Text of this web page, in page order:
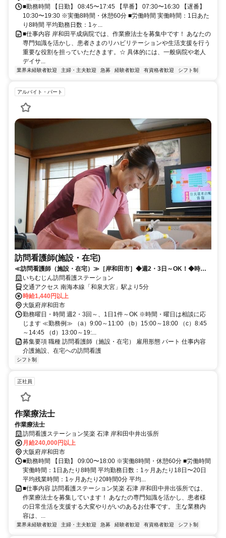
■勤務時間 【日勤】 08:45〜17:45 【早番】 07:30〜16:30 【遅番】
10:30〜19:30 ※実働8時間・休憩60分 ■労働時間 実働時間：1日あた
り8時間 平均勤務日数：1ヶ...
■仕事内容 岸和田平成病院では、作業療法士を募集中です！ あなたの
専門知識を活かし、患者さまのリハビリテーションや生活支援を行う
重要な役割を担っていただきます。☆ 具体的には、一般病院や老人
デイサ...
業界未経験者歓迎 主婦・主夫歓迎 急募 経験者歓迎 有資格者歓迎 シフト制
アルバイト・パート
訪問看護師(施設・在宅)
≪訪問看護師（施設・在宅）≫［岸和田市］◆週2・3日～OK！◆時
間・シフトは柔軟に対応します！
いちむじん訪問看護ステーション
交通アクセス 南海本線「和泉大宮」駅より5分
時給1,440円以上
大阪府岸和田市
勤務曜日・時間 週2・3回～、1日1件～OK ※時間・曜日は相談に応
じます ≪勤務例≫ （a）9:00～11:00 （b）15:00～18:00 （c）8:45
～14:45 （d）13:00～19:...
募集要項 職種 訪問看護師（施設・在宅） 雇用形態 パート 仕事内容
介護施設、在宅への訪問看護
シフト制
正社員
作業療法士
作業療法士
訪問看護ステーション笑楽 石津 岸和田中井出張所
月給240,000円以上
大阪府岸和田市
■勤務時間 【日勤】 09:00〜18:00 ※実働8時間・休憩60分 ■労働時間
実働時間：1日あたり8時間 平均勤務日数：1ヶ月あたり18日〜20日
平均残業時間：1ヶ月あたり20時間0分 平均...
■仕事内容 訪問看護ステーション笑楽 石津 岸和田中井出張所では、
作業療法士を募集しています！ あなたの専門知識を活かし、患者様
の日常生活を支援する大変やりがいのあるお仕事です。 主な業務内
容は、...
業界未経験者歓迎 主婦・主夫歓迎 急募 経験者歓迎 有資格者歓迎 シフト制